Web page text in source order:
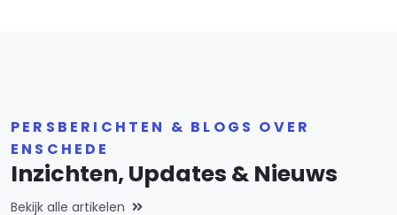
PERSBERICHTEN & BLOGS OVER
ENSCHEDE
Inzichten, Updates & Nieuws
Bekijk alle artikelen